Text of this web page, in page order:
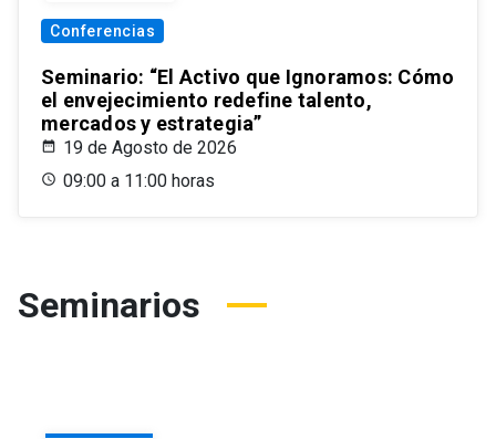
Conferencias
Seminario: “El Activo que Ignoramos: Cómo
el envejecimiento redefine talento,
mercados y estrategia”
19 de Agosto de 2026
09:00 a 11:00 horas
Seminarios